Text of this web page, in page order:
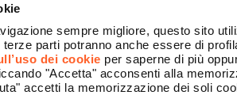
sempre migliore, questo sito
parti potranno anche essere di
dei cookie per saperne di più
"Accetta" acconsenti alla
accetti la memorizzazione dei soli